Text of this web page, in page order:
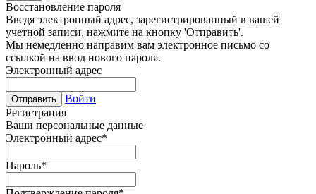
Восстановление пароля
Введя электронный адрес, зарегистрированный в вашей
учетной записи, нажмите на кнопку 'Отправить'.
Мы немедленно направим вам электронное письмо со
ссылкой на ввод нового пароля.
Электронный адрес
Отправить
Войти
Регистрация
Ваши персональные данные
Электронный адрес*
Пароль*